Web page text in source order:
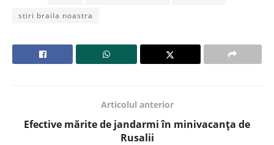
stiri braila noastra
Articolul anterior
Efective mărite de jandarmi în minivacanța de
Rusalii